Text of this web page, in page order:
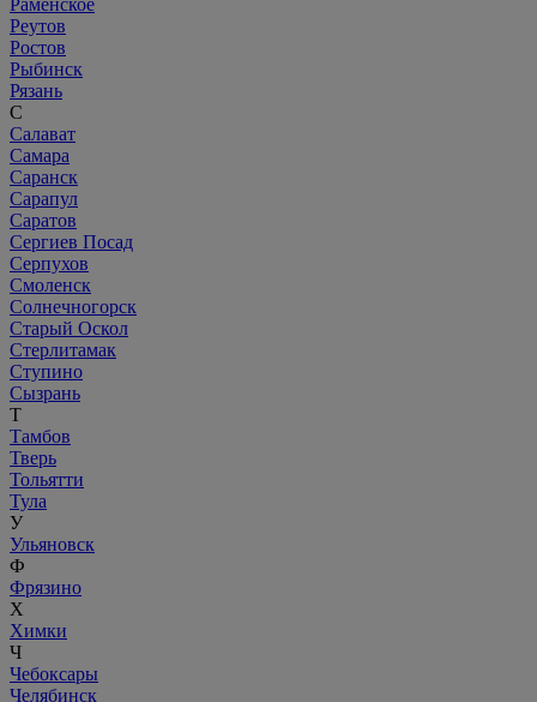
Реутов
Ростов
Рыбинск
Рязань
С
Салават
Самара
Саранск
Сарапул
Саратов
Сергиев Посад
Серпухов
Смоленск
Солнечногорск
Старый Оскол
Стерлитамак
Ступино
Сызрань
Т
Тамбов
Тверь
Тольятти
Тула
У
Ульяновск
Ф
Фрязино
Х
Химки
Ч
Чебоксары
Челябинск